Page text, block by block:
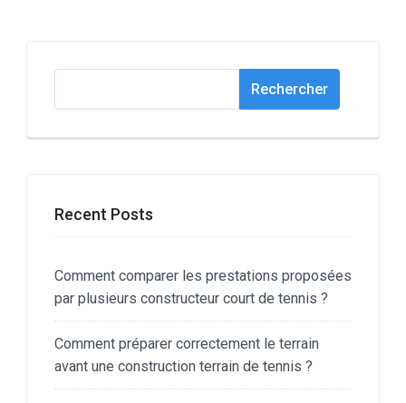
Rechercher
Recent Posts
Comment comparer les prestations proposées
par plusieurs constructeur court de tennis ?
Comment préparer correctement le terrain
avant une construction terrain de tennis ?